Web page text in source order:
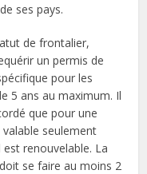
ses pays.
de frontalier,
un permis de
pour les
5 ans au maximum. Il
que pour une
seulement
renouvelable. La
se faire au moins 2